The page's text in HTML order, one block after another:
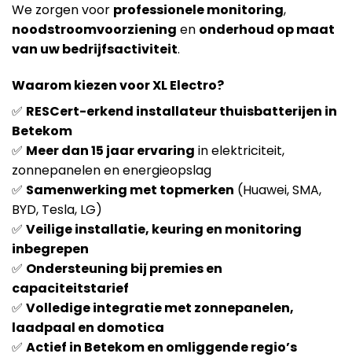
We zorgen voor professionele monitoring,
noodstroomvoorziening en onderhoud op maat
van uw bedrijfsactiviteit.
Waarom kiezen voor XL Electro?
✅ RESCert-erkend installateur thuisbatterijen in
Betekom
✅ Meer dan 15 jaar ervaring in elektriciteit,
zonnepanelen en energieopslag
✅ Samenwerking met topmerken (Huawei, SMA,
BYD, Tesla, LG)
✅ Veilige installatie, keuring en monitoring
inbegrepen
✅ Ondersteuning bij premies en
capaciteitstarief
✅ Volledige integratie met zonnepanelen,
laadpaal en domotica
✅ Actief in Betekom en omliggende regio’s